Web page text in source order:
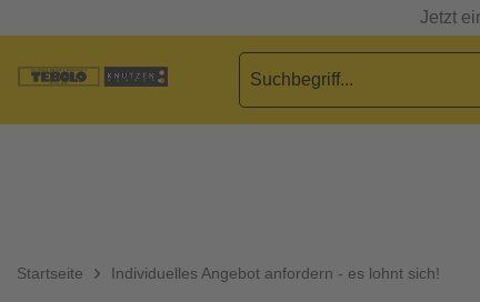
Jetzt
Startseite Individuelles Angebot anfordern - es lohnt sich!